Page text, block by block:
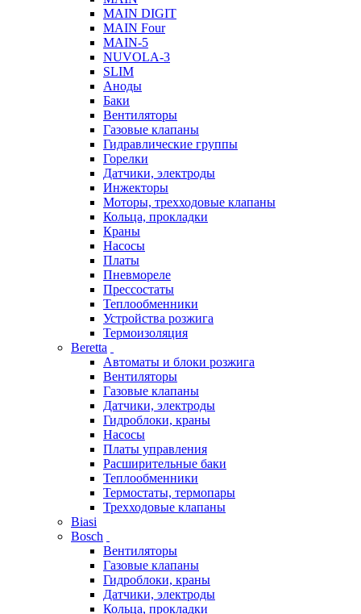
MAIN DIGIT
MAIN Four
MAIN-5
NUVOLA-3
SLIM
Аноды
Баки
Вентиляторы
Газовые клапаны
Гидравлические группы
Горелки
Датчики, электроды
Инжекторы
Моторы, трехходовые клапаны
Кольца, прокладки
Краны
Насосы
Платы
Пневмореле
Прессостаты
Теплообменники
Устройства розжига
Термоизоляция
Beretta
Автоматы и блоки розжига
Вентиляторы
Газовые клапаны
Датчики, электроды
Гидроблоки, краны
Насосы
Платы управления
Расширительные баки
Теплообменники
Термостаты, термопары
Трехходовые клапаны
Biasi
Bosch
Вентиляторы
Газовые клапаны
Гидроблоки, краны
Датчики, электроды
Кольца, прокладки